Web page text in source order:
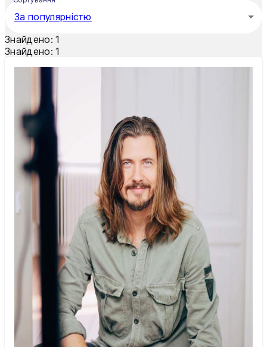
За популярністю
Знайдено: 1
Знайдено: 1